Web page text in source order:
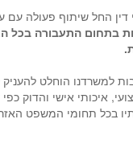
דין החל שיתוף פעולה עם
בתחום התעבורה בכל
למשרדנו הוחלט
איכותי אישי והדוק
בכל תחומי המשפט